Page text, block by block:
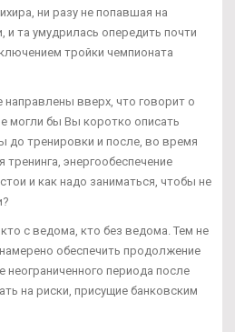
ни разу не попавшая на
и та умудрилась опередить почти
тройки чемпионата
вверх, что говорит о
могли бы Вы коротко описать
до тренировки и после, во время
энергообеспечение
и как надо заниматься, чтобы не
с ведома, кто без ведома. Тем не
обеспечить продолжение
неограниченного периода после
на риски, присущие банковским